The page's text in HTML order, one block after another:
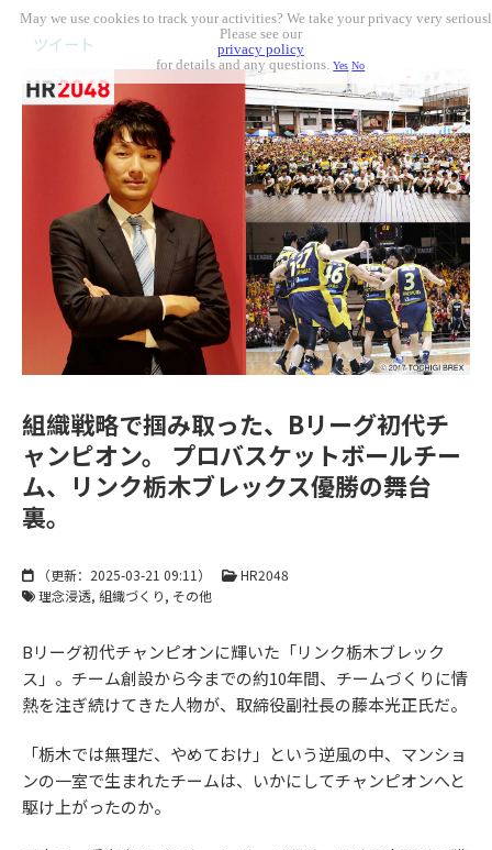
ツイート
組織戦略で掴み取った、Bリーグ初代チ
ャンピオン。 プロバスケットボールチー
ム、リンク栃木ブレックス優勝の舞台
裏。
（更新： 2025-03-21 09:11 ）
HR2048
理念浸透 組織づくり その他
Bリーグ初代チャンピオンに輝いた「リンク栃木ブレック
ス」。チーム創設から今までの約10年間、チームづくりに情
熱を注ぎ続けてきた人物が、取締役副社長の藤本光正氏だ。
「栃木では無理だ、やめておけ」という逆風の中、マンショ
ンの一室で生まれたチームは、いかにしてチャンピオンへと
駆け上がったのか。
May we use cookies to track your activities? We take your privacy very
Please see our
privacy policy
for details and any questions.Yes No